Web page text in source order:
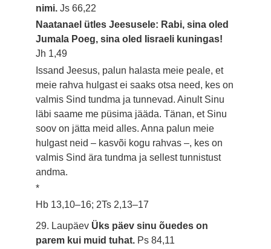
nimi.Js 66,22
Naatanael ütles Jeesusele: Rabi, sina oled
Jumala Poeg, sina oled Iisraeli kuningas!
Jh 1,49
Issand Jeesus, palun halasta meie peale, et
meie rahva hulgast ei saaks otsa need, kes on
valmis Sind tundma ja tunnevad. Ainult Sinu
läbi saame me püsima jääda. Tänan, et Sinu
soov on jätta meid alles. Anna palun meie
hulgast neid – kasvõi kogu rahvas –, kes on
valmis Sind ära tundma ja sellest tunnistust
andma.
*
Hb 13,10–16; 2Ts 2,13–17
29. Laupäev Üks päev sinu õuedes on
parem kui muid tuhat. Ps 84,11